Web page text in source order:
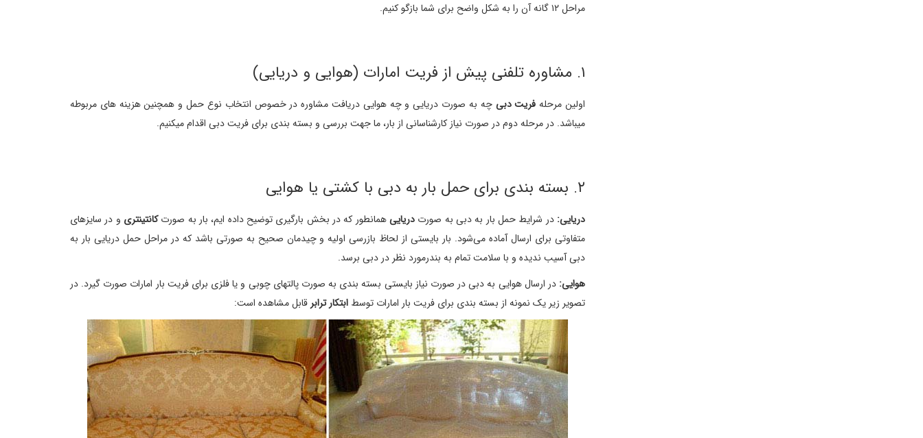
مراحل ۱۲ گانه آن را به شکل واضح برای شما بازگو کنیم.
۱. مشاوره تلفنی پیش از فریت امارات (هوایی و دریایی)
اولین مرحله فریت دبیچه به صورت دریایی و چه هوایی دریافت مشاوره در خصوص انتخاب نوع حمل و همچنین هزینه های مربوطه
میباشد. در مرحله دوم در صورت نیاز کارشناسانی از بار، ما جهت بررسی و بسته بندی برای فریت دبی اقدام میکنیم.
۲. بسته بندی برای حمل بار به دبی با کشتی یا هوایی
دریایی: در شرایط حمل بار به دبی به صورت دریاییهمانطور که در بخش بارگیری توضیح داده ایم، بار به صورتکانتینتری و در سایزهای
متفاوتی برای ارسال آماده می‌شود. بار بایستی از لحاظ بازرسی اولیه و چیدمان صحیح به صورتی باشد که در مراحل حمل دریایی بار به
دبی آسیب ندیده و با سلامت تمام به بندرمورد نظر در دبی برسد.
هوایی: در ارسال هوایی به دبی در صورت نیاز بایستی بسته بندی به صورت پالتهای چوبی و یا فلزی برای فریت بار امارات صورت گیرد. در
تصویر زیر یک نمونه از بسته بندی برای فریت بار امارات توسط ابتکار ترابر قابل مشاهده است: